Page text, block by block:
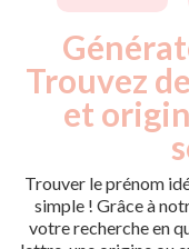
Trouvez
et
Trouver le prénom
simple ! Grâce à
votre recherche en